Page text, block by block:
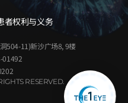
者权利与义务
504-11)新沙广场8, 9楼
01492
RESERVED.
青光眼·